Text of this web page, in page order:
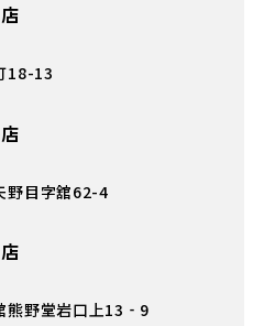
18-13
野目字舘62-4
熊野堂岩口上13‐9